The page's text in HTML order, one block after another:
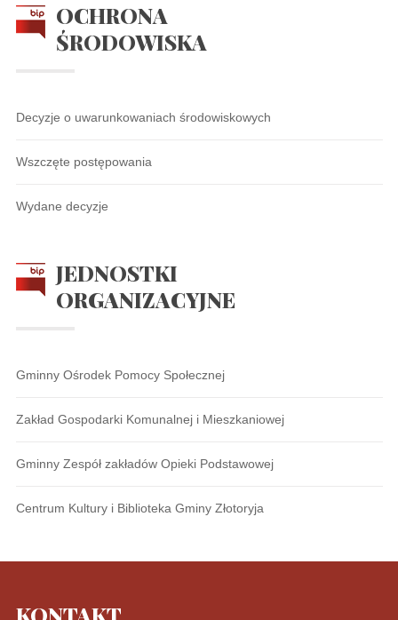
OCHRONA
ŚRODOWISKA
Decyzje o uwarunkowaniach środowiskowych
Wszczęte postępowania
Wydane decyzje
JEDNOSTKI
ORGANIZACYJNE
Gminny Ośrodek Pomocy Społecznej
Zakład Gospodarki Komunalnej i Mieszkaniowej
Gminny Zespół zakładów Opieki Podstawowej
Centrum Kultury i Biblioteka Gminy Złotoryja